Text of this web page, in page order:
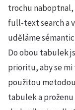
trochu naboptnal,
full-text search a
uděláme
Do obou tabulek
prioritu, aby se mi
použitou
tabulek a